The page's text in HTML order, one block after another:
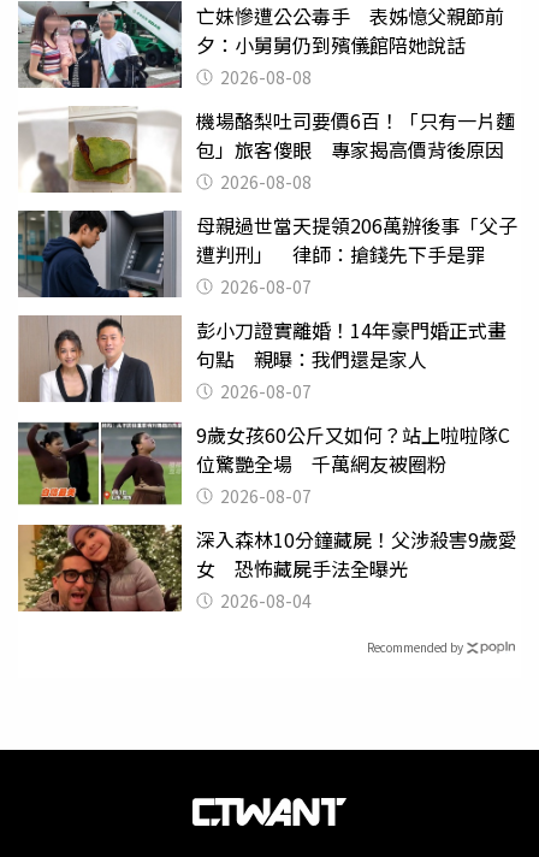
亡妹慘遭公公毒手 表姊憶父親節前
夕：小舅舅仍到殯儀館陪她說話
2026-08-08
機場酪梨吐司要價6百！「只有一片麵
包」旅客傻眼 專家揭高價背後原因
2026-08-08
母親過世當天提領206萬辦後事「父子
遭判刑」 律師：搶錢先下手是罪
2026-08-07
彭小刀證實離婚！14年豪門婚正式畫
句點 親曝：我們還是家人
2026-08-07
9歲女孩60公斤又如何？站上啦啦隊C
位驚艷全場 千萬網友被圈粉
2026-08-07
深入森林10分鐘藏屍！父涉殺害9歲愛
女 恐怖藏屍手法全曝光
2026-08-04
Recommended by